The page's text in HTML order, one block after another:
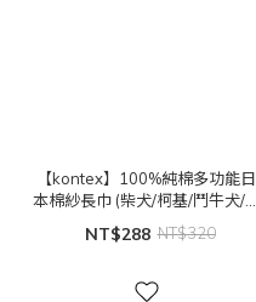
【kontex】100%純棉多功能日
本棉紗長巾 (柴犬/柯基/鬥牛犬/比
NT$288 NT$320